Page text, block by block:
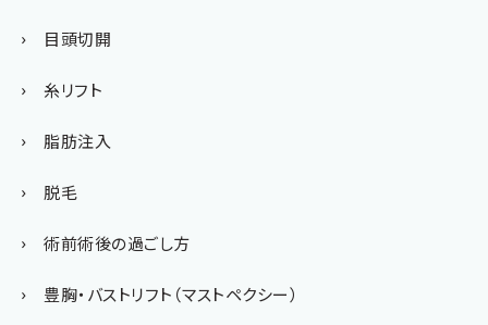
目頭切開
糸リフト
脂肪注入
脱毛
術前術後の過ごし方
豊胸・バストリフト（マストペクシー）